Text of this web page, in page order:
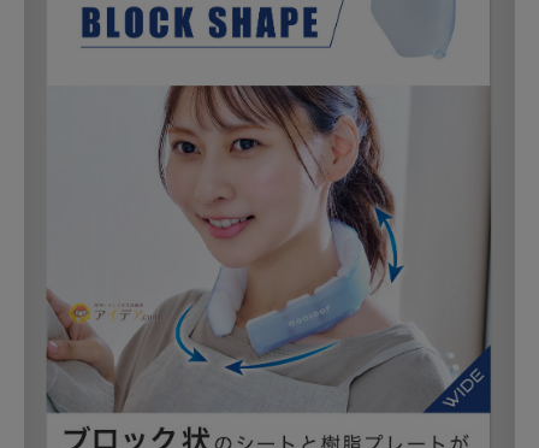
╍ ╍ ╍ ╍ ╍ ╍ ╍ ╍
╍ ╍ ╍ ╍ ╍ ╍ ╍ ╍ ╍
最後までご覧頂きありが
とうございます😭🧡商品
について気になる事、分
からない事等
皆様のコメント、お待ち
してます◎
╍ ╍ ╍ ╍ ╍ ╍ ╍ ╍ ╍
╍ ╍ ╍ ╍ ╍ ╍ ╍ ╍ ╍
╍ ╍ ╍ ╍ ╍
保存していただくと、
あとから見返す際に便利